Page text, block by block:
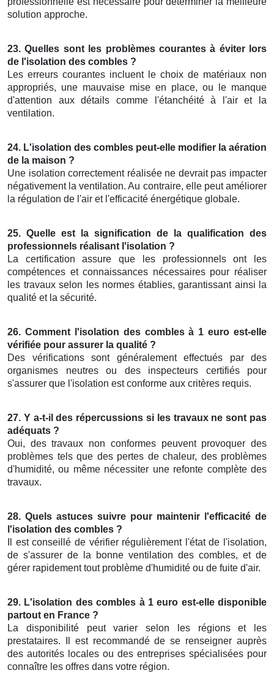
solution approche.
23. Quelles sont les problèmes courantes à éviter lors
de l'isolation des combles ?
Les erreurs courantes incluent le choix de matériaux non
appropriés, une mauvaise mise en place, ou le manque
d'attention aux détails comme l'étanchéité à l'air et la
ventilation.
24. L'isolation des combles peut-elle modifier la aération
de la maison ?
Une isolation correctement réalisée ne devrait pas impacter
négativement la ventilation. Au contraire, elle peut améliorer
la régulation de l'air et l'efficacité énergétique globale.
25. Quelle est la signification de la qualification des
professionnels réalisant l'isolation ?
La certification assure que les professionnels ont les
compétences et connaissances nécessaires pour réaliser
les travaux selon les normes établies, garantissant ainsi la
qualité et la sécurité.
26. Comment l'isolation des combles à 1 euro est-elle
vérifiée pour assurer la qualité ?
Des vérifications sont généralement effectués par des
organismes neutres ou des inspecteurs certifiés pour
s'assurer que l'isolation est conforme aux critères requis.
27. Y a-t-il des répercussions si les travaux ne sont pas
adéquats ?
Oui, des travaux non conformes peuvent provoquer des
problèmes tels que des pertes de chaleur, des problèmes
d'humidité, ou même nécessiter une refonte complète des
travaux.
28. Quels astuces suivre pour maintenir l'efficacité de
l'isolation des combles ?
Il est conseillé de vérifier régulièrement l'état de l'isolation,
de s'assurer de la bonne ventilation des combles, et de
gérer rapidement tout problème d'humidité ou de fuite d'air.
29. L'isolation des combles à 1 euro est-elle disponible
partout en France ?
La disponibilité peut varier selon les régions et les
prestataires. Il est recommandé de se renseigner auprès
des autorités locales ou des entreprises spécialisées pour
connaître les offres dans votre région.